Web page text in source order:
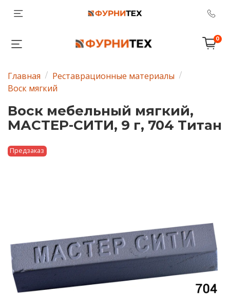
0
Главная
Реставрационные материалы
Воск мягкий
Воск мебельный мягкий,
МАСТЕР-СИТИ, 9 г, 704 Титан
Предзаказ